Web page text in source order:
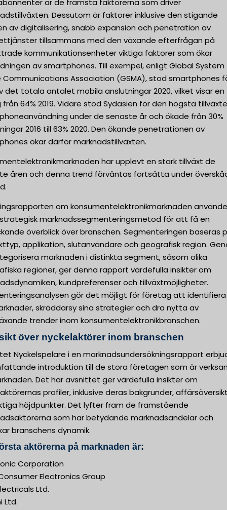
är de främsta faktorerna som driver
Dessutom är faktorer inklusive den stigande
av digitalisering, snabb expansion och penetration av
tillsammans med den växande efterfrågan på
kommunikationsenheter viktiga faktorer som ökar
av smartphones. Till exempel, enligt Global System
Communications Association (GSMA), stod smartphones
det totala antalet mobila anslutningar 2020, vilket visar en
från 64% 2019. Vidare stod Sydasien för den högsta
under de senaste år och ökade från 30%
2016 till 63% 2020. Den ökande penetrationen av
ökar därför marknadstillväxten.
har upplevt en stark tillväxt de
åren och denna trend förväntas fortsätta under
om konsumentelektronikmarknaden
marknadssegmenteringsmetod för att få en
överblick över branschen. Segmenteringen baseras
applikation, slutanvändare och geografisk region.
marknaden i distinkta segment, såsom olika
regioner, ger denna rapport värdefulla insikter om
kundpreferenser och tillväxtmöjligheter.
gör det möjligt för företag att identifiera
skräddarsy sina strategier och dra nytta av
trender inom konsumentelektronikbranschen.
över nyckelaktörer inom branschen
Nyckelspelare i en marknadsundersökningsrapport
introduktion till de stora företagen som är
Det här avsnittet ger värdefulla insikter om
profiler, inklusive deras bakgrunder,
höjdpunkter. Det lyfter fram de framstående
som har betydande marknadsandelar och
branschens dynamik.
aktörerna på marknaden är:
Corporation
Electronics Group
Ltd.
Ltd.